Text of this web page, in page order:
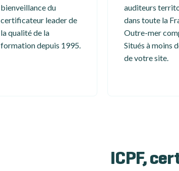
bienveillance du
certificateur leader de
la qualité de la
formation depuis 1995.
auditeurs
dans toute la
Outre-mer
Situés à moins
de votre site.
ICPF,